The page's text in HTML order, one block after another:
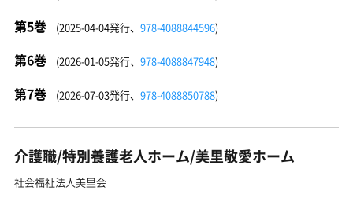
第5巻 (2025-04-04発行、 978-4088844596)
第6巻 (2026-01-05発行、 978-4088847948)
第7巻 (2026-07-03発行、 978-4088850788)
介護職/特別養護老人ホーム/美里敬愛ホーム
社会福祉法人美里会